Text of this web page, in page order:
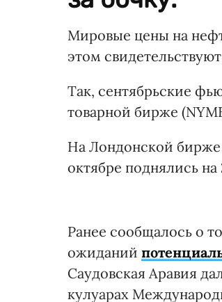
Мировые цены на
этом
Так, сентябрьские
товарной бирже
На Лондонской бирже
октябре поднялись на
Ранее сообщалось о
ожиданий
Саудовская Аравия
кулуарах